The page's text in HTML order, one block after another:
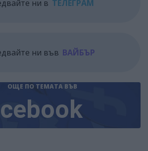
ни в ТЕЛЕГРАМ
ни във ВАЙБЪР
ОЩЕ ПО ТЕМАТА ВЪВ